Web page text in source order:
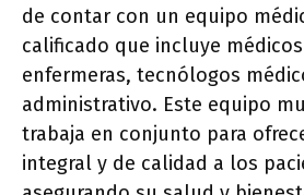
de contar con un equipo
calificado que incluye
enfermeras, tecnólogos
administrativo. Este equipo
trabaja en conjunto para
integral y de calidad a los